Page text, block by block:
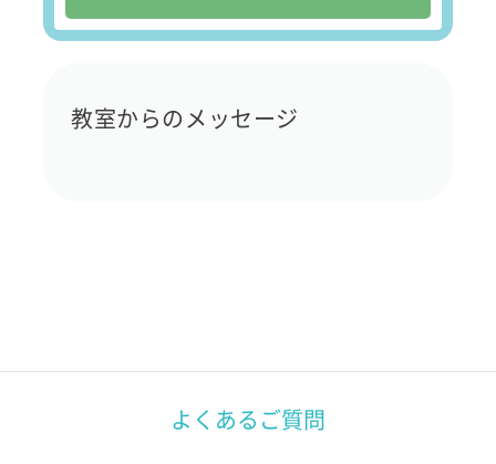
教室からのメッセージ
よくあるご質問